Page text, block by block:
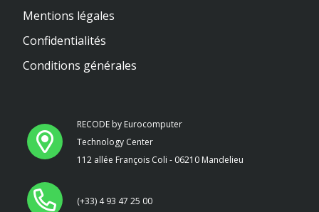
RECODE by Eurocomputer
Technology Center
112 allée François Coli - 06210 Mandelieu
(+33) 4 93 47 25 00
Mentions légales
Confidentialités
Conditions générales